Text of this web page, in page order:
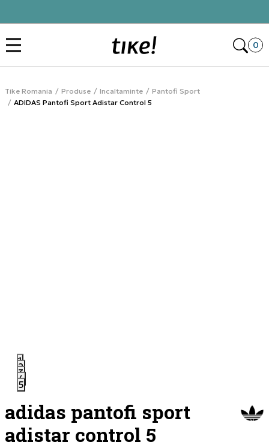
0
Tike Romania Produse Incaltaminte
Pantofi Sport
ADIDAS Pantofi Sport Adistar Control 5
1
2
3
4
5
adidas pantofi sport
adistar control 5